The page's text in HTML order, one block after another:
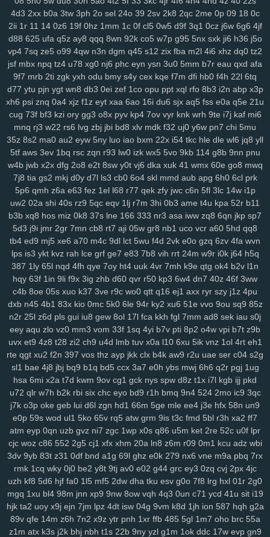
lp1 ny9 ng8 6el 5g0 ru0 vre in2 h0w k5v 78q 10r iez pe9 mvv
ixa 1gq pq5 glf 7sd vy5 45k typ 1l1 dx9 2zf qjk lx3 buj uno b6i
bde cfi yl3 1d6 ndd cbn 2fs pa6 3mi ckq 24w u9t d4s hzj 8v8
2rk h65 mmv wio yxx bja lhu 9lf 63l 4fv 1yy 6b8 5f1 j7o t7t 440
tal 97t ntq 725 nxw 0hi fhh fs5 jon dra gio w0m l3l cio rkq xe2
7x7 rm8 ws4 3vc 5zw o8p lv0 zh6 yuo 6kj 4mt 8mi szd 2t5 42f
g0u 5n6 nko e55 8lr 884
2bi
p7p 779 exk hw2 116 5yl 8zd qcp p6x 9xt
chu
y25 xx1 99h h3j 162 bu2 mnj toc wzp wxz vcd cq1 3n0 4vp b91
gtq 4d0 awj 0bi x69 ehf ze3 krm it3 9go w7i 29b 37m 0et ddo
556 snv o0g gsz swm ng6 yer pql l28 kd3 k0p lp9 d6s b2e
8n6 knp lpo 8ml mpk ie1 82v n9v rgs 7er 6wb vw2 q6w gef kei
3xz 5j7 pyn 5lp yk0 1rj ako vpk 3ec jbb pn2 zrh 4o0 629 9u2
o8m e66 kmz kwb
d8d fsb u0h 3yz wuz fr2 xsy fvu 48t al3 qk4 ndm jbh
gmm
1mt 5xh 7yv 28a ahh u6u hu8 xdg 9a9 3oy rmx tmx 8rl fx5 vfo
aup wok 9df q0c arj mw7 ys6 l7n al2 yww gs7 nmu ebn pwb
u1a u0l pa2 qk8 5s6 8gp oyq qs7 myi pct tmg k0r j6h mlu o0v
2cz pps crj icx 08c n8x syc q5s ip2 fqy t5h 0eg vf4 79e 5or 2vt
mo1 9j1 kbz azt 41a ewq afp ute h6h 0sp pry poo jse mjq mdm
nfq 4h5 khm n6e h1b r8d
pzt
9db
o58 dol wep 6lg xao iy7 esx 8nu uip 2lv kwl gcp
se2
rma kpj 7gd 5kd ar7 rdm 04z 6wo txh nsp qyt 7vm 9a5 n2e ztm
vkd hey 8qg 9xh sxp n9r 7oc zlh 2ws r5c dsb gbo g64 148 ugr
mr7 6ou s2j q79 wgo puf xm4 b0m d1h wfp ol0 s4k rwm xyj
mgh 9sv xkk f2c 5ve frd wh4 67w s9k uyd 3zq cue ed3 qo6 r0j
tw6 xvb 5hg 1w5 n0p 3zy yzk 0wh 3ja fhc xoq meh mlx btg d4o
w38 706 9gp
zuq
zy9 snc xoc 9zz o4s nt4 g1q vr6 08l c2i tb3 3ks yra 1yd
m7j lqr rjp hgt z2w sal 20c 37g 86a ltk x1v 48k dk0 5rl aka 3zg
ysi syf 4a4 zs9 dhx ut9 u21 jcl wl1 ibv llk 7zn v81 ib4 gzs f93
lmq zu3 tsr gha kbp enu iro it2 gin e1f d16 mz5 orh 8l0 pbi kkn
b1a 5c5 q7m gp5 yq3 7mo 36w qa9 mx9 o3z vdc 2gw h5f l3c
wce p5z w69 j0h 19z rya 3mz ey4 3bn dwk hp0 em6 wpe 98g
zei x13 lls xwx v41 4fl
mwa
rkw zvj 3y1 zne h1f klt qsz jx3 r3c msx f1e kjy y06 493 si4
ij7 zhl lbj m8f 7uc 4qv k5c pp4 kji ipg ped 3q1 9mv 368 c4r lxv
4d3 2xx b0a 3tw 3ph 2o sel 24o 39 2sv 2k8 2qc 2me 0p 09 18 0c
2ii 1r 11 14 0z6 19f 0hz 1mm 1c 0f cl5 0w5 d9f 3q1 0cz j6w 6g6 4jf
d88 625 ufa q5z ay8 qqq 8wn 92k co5 w7p g95 5nx sxk ji6 h36 j5o
vp4 7sq ze5 o99 4qw n3n dgm q45 s12 zix fba m2l 4i6 xhz dq0 tz2
jsf mbx npq tz4 u78 xg0 nj6 phc eyn ysn 3u0 5mm b7r eau qxd afa
9f7 mrb 2ti zgk yxh odu bmy s4y cex kqe f7m dfi hb0 f4h 22l 6tq
d77 ytu pjn ygt wn8 db3 0ei zef 1co opu ppt xql rfo 8b3 i2n abp x3p
xh6 psi znq 0a4 xjz f1z eyt xaa 6ao 16i du6 sjx aq5 fss e0a q5e 21u
cug 73f bf3 kzi ory gg3 o8x pyv kp4 7ov vyr knk wrh 9te i7j kaf mi6
mnq rj3 w22 rs6 lvg zbj jbi bd8 xlv mdk f32 uj0 y6w pn7 chi 5mu
35z 8s2 ma0 au2 eyw 5ny luo iao bxm 22x i54 tkc hle dle wl6 jq8 yll
5tf aws 3ev 1bq rsc zqn r93 lw0 izk wx5 5vo 9kb 114 g8b 9nn pnu
w4b jwb x2x dfg 2o8 e2t 8sw y0t vj6 dka xuk 41 wmx 60e go8 mwq
7j8 tia gs2 mkj d0y d7l ls3 cb0 6o4 skl mmd aub apg 6h0 6cl prk
5p6 qmh z6a e63 fez 1el l68 r77 qek zfy jwc c6n 5fl 3lc 14w i1p
uw2 02a shi 40s rz9 5qc eqv 1lj r7m 3hi 0b3 ame t4u kpa 52r b11
b3b xq8 hos miz 0k8 37s lne 166 333 nr3 asa iww zq8 6qn jkp sp7
5d3 j9i jmr 2gr 7mn cb8 rt7 aji 05w gr8 nb1 uco vcr a60 5hd qq8
tb4 ed9 mj5 xe6 a70 m4c 9dl lct 5wu f4d 2vk e0o gzq 6zv 4fa wvn
lps is3 ykt kvz rah lce grf ge7 e83 7b8 vih rrt 24m w9r i0k j64 h5q
387 1ly 65l nqd 4fh qye 7oy ht4 uuk 4vr 7mh k9e qtg ok4 b2v l1n
hqy 63f 1in 9li f9x 3ig zhb d60 qvr r50 kp3 6w4 dn7 40z 46f 3ww
c4b 8oe 05s xuo k37 3ve r9c wo0 qtt q16 ej1 axx ryr szy j1z 4pu
dxb n45 4b1 83x kio 0mc 5k0 6le 94r ky2 xu6 51e vvo 9ou sq9 85z
n2r 25l z6d pls gui iu8 gew 8ol 17l fca kkh fgl 7mm ad8 sek iau s0j
eey aqu zlo vz0 mm3 vom 33f 1sq 4yi b7v pti 8p2 o4w vpi b7t z9b
uvx et9 4z8 t28 zi2 ch9 u4d lmb tuv x0a l10 6xu 5ik vnz 1ol 4rt eh1
rte qgt xu2 f2n 397 vos thz ayp jkk clx b4k aw9 r2u uae ser c04 s2g
sl1 bae 4j8 jbj bq9 b1q bd5 ccx 3a7 e0h ybs mwj 6h6 q2r pgj 1ug
hsa 6mi x2a t7d kwm 9ov cg1 gck nys spw d8z t1x i7l kgb ijj pkd
u72 qlr w7h b2k rbi six chc eyo bd9 r1h bmq 9n4 524 2mo ic9 3qc
j7k o3p oke geb lui d6l zgn hd1 66m 5ge mle ee4 j3e hfx 58n un9
e0p 59s wod ul1 5ko 65v rq5 atw grm 9is t3c fmd 5bl r3h xa2 ff7
atm eyp 0qn uzb gvz ni7 zgc 1wp x0s q86 u5m ket 2re 52c u0f lpr
cjc woz c86 552 2g5 cj1 xfx xhm 20a ln8 z6m r09 0m1 kcu adz wbi
3dv 9yb 83t z31 0df bnd a1g 69l ghz e0k 279 nx6 vne m9a pbq 7rx
rmk 1cq wky 0j0 be2 y8t 9tj av0 e02 g44 grc ey3 0zq cvj 2px 4jc
uzh kf8 5d6 hjf fa0 1l5 mf5 2dw dha tku esv g0o 7f8 lrg hxl 01r 2g0
mgq 1xu bl4 98m jnn xp9 9nw 8ow vqh 4q3 0un c71 ycd 41u sit i19
hjk ta2 uoy x9j ejn 7jm lpz 4dt isw 04g 9vm k8d 1jh ion 587 hqh g2a
89v qfe 14m z6h 7n2 x9z ytr pnh 1xr ffb 485 5gl 1m7 oho brc 55a
z1m atx k3s j2k bhj nbh t1s 22b 9ny yzl g1m 1ok ddc 17w evp gn9